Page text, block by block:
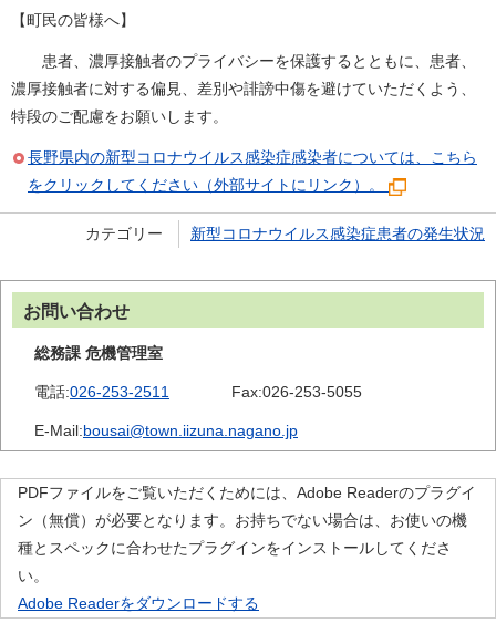
【町民の皆様へ】
患者、濃厚接触者のプライバシーを保護するとともに、患者、
濃厚接触者に対する偏見、差別や誹謗中傷を避けていただくよう、
特段のご配慮をお願いします。
長野県内の新型コロナウイルス感染症感染者については、こちら
をクリックしてください（外部サイトにリンク）。
カテゴリー 新型コロナウイルス感染症患者の発生状況
お問い合わせ
総務課 危機管理室
電話:026-253-2511 Fax:026-253-5055
E-Mail:bousai@town.iizuna.nagano.jp
PDFファイルをご覧いただくためには、Adobe Readerのプラグイ
ン（無償）が必要となります。お持ちでない場合は、お使いの機
種とスペックに合わせたプラグインをインストールしてくださ
い。
Adobe Readerをダウンロードする